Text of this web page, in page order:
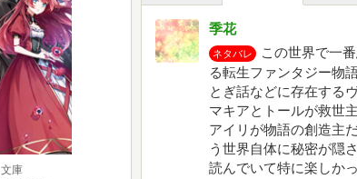
庫
季花
ネタバレ
この世界で一
る転生ファンタジー物
とぎ話などに存在する
マキアとトールが救世
アイリが物語の創造主
う世界自体に秘密が隠
読んでいて特に楽しかっ